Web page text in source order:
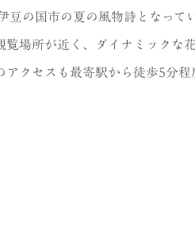
の国市の夏の風物詩となって
場所が近く、ダイナミックな
クセスも最寄駅から徒歩5分程